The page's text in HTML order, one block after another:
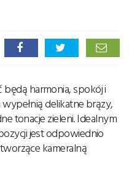
harmonia, spokój i
delikatne brązy,
tonacje zieleni. Idealnym
jest odpowiednio
kameralną